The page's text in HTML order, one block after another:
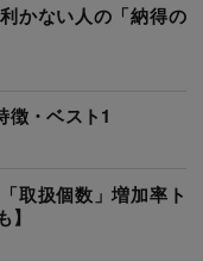
かない人の「納得の
徴・ベスト1
取扱個数」増加率ト